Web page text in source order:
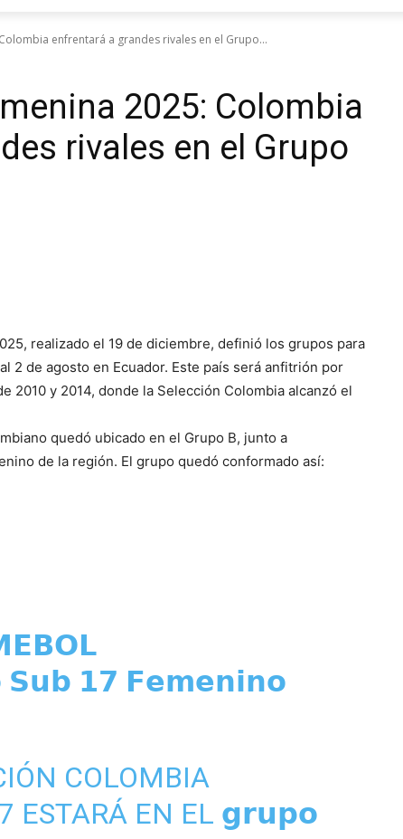
enfrentará a grandes rivales en el Grupo...
2025: Colombia
rivales en el Grupo
realizado el 19 de diciembre, definió los grupos para
2 de agosto en Ecuador. Este país será anfitrión por
2010 y 2014, donde la Selección Colombia alcanzó el
quedó ubicado en el Grupo B, junto a
de la región. El grupo quedó conformado así:
𝗦𝘂𝗯 𝟭𝟳 𝗙𝗲𝗺𝗲𝗻𝗶𝗻𝗼
COLOMBIA
ESTARÁ EN EL 𝗴𝗿𝘂𝗽𝗼